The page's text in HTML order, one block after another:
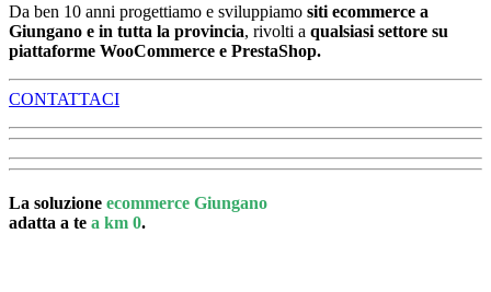
Da ben 10 anni progettiamo e sviluppiamo siti ecommerce a
Giungano e in tutta la provincia, rivolti a qualsiasi settore su
piattaforme WooCommerce e PrestaShop.
CONTATTACI
La soluzione ecommerce Giungano
adatta a te a km 0.